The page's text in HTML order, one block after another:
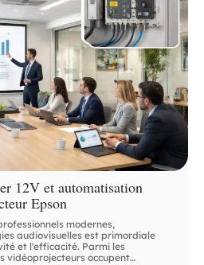
12V et automatisation
Epson
modernes,
audiovisuelles est primordiale
et l'efficacité. Parmi les
vidéoprojecteurs occupent…